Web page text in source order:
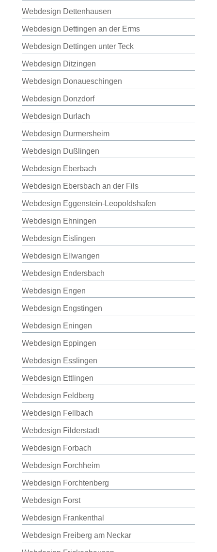
Webdesign Dettenhausen
Webdesign Dettingen an der Erms
Webdesign Dettingen unter Teck
Webdesign Ditzingen
Webdesign Donaueschingen
Webdesign Donzdorf
Webdesign Durlach
Webdesign Durmersheim
Webdesign Dußlingen
Webdesign Eberbach
Webdesign Ebersbach an der Fils
Webdesign Eggenstein-Leopoldshafen
Webdesign Ehningen
Webdesign Eislingen
Webdesign Ellwangen
Webdesign Endersbach
Webdesign Engen
Webdesign Engstingen
Webdesign Eningen
Webdesign Eppingen
Webdesign Esslingen
Webdesign Ettlingen
Webdesign Feldberg
Webdesign Fellbach
Webdesign Filderstadt
Webdesign Forbach
Webdesign Forchheim
Webdesign Forchtenberg
Webdesign Forst
Webdesign Frankenthal
Webdesign Freiberg am Neckar